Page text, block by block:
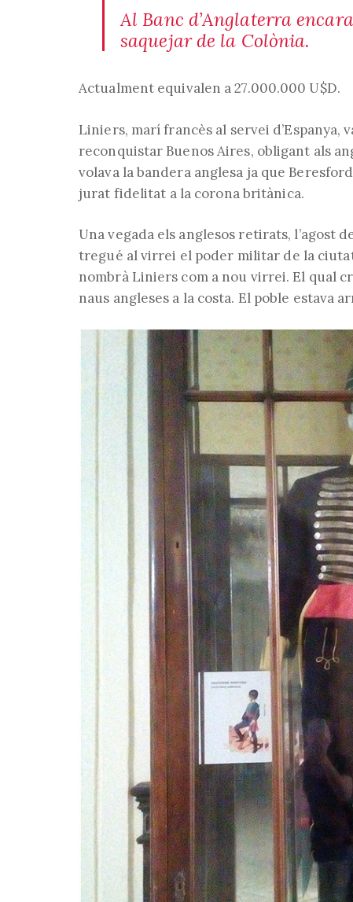
Al Banc d’Anglaterra
saquejar de la Colònia.
Actualment equivalen a 27.000.000 U$D.
Liniers, marí francès al servei
reconquistar Buenos Aires, obligant als
volava la bandera anglesa ja que
jurat fidelitat a la corona britànica.
Una vegada els anglesos retirats, l’agost
tregué al virrei el poder militar de la
nombrà Liniers com a nou virrei. El qual
naus angleses a la costa. El poble estava